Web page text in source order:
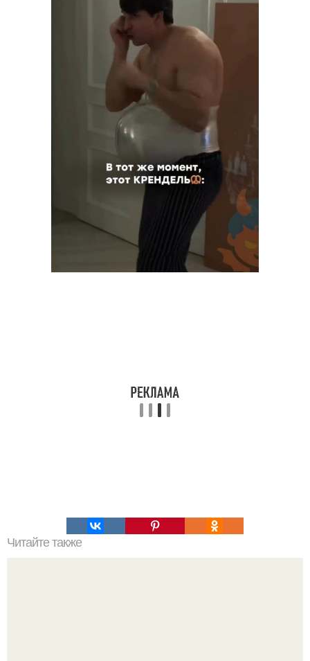
Читайте также